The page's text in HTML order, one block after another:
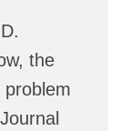
the
problem